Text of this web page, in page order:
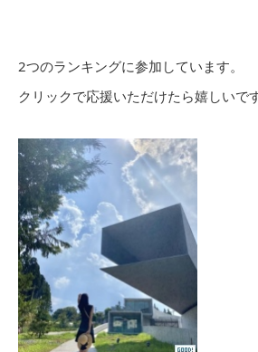
2つのランキングに参加しています。
クリックで応援いただけたら嬉しいで